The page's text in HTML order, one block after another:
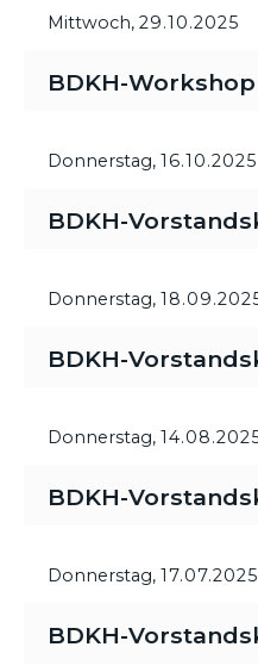
Mittwoch, 29.10.2025
BDKH-
Donnerstag, 16.10.2025
BDKH-
Donnerstag,
BDKH-
Donnerstag,
BDKH-
Donnerstag, 17.07.2025
BDKH-